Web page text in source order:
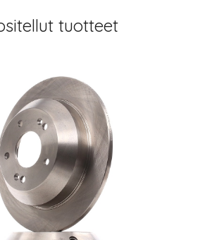
tuotteet